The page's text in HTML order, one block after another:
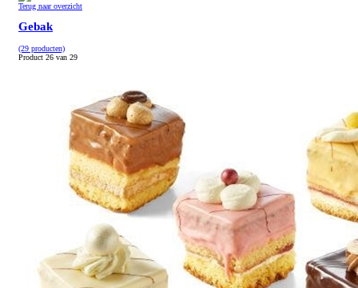
Terug naar overzicht
Gebak
(29 producten)
Product 26 van 29